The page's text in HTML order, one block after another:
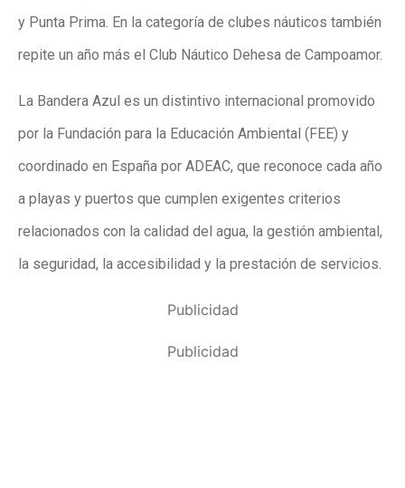
y Punta Prima. En la categoría de clubes náuticos también
repite un año más el Club Náutico Dehesa de Campoamor.
La Bandera Azul es un distintivo internacional promovido
por la Fundación para la Educación Ambiental (FEE) y
coordinado en España por ADEAC, que reconoce cada año
a playas y puertos que cumplen exigentes criterios
relacionados con la calidad del agua, la gestión ambiental,
la seguridad, la accesibilidad y la prestación de servicios.
Publicidad
Publicidad